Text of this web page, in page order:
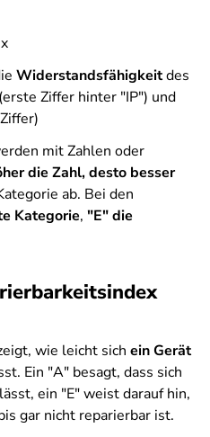
Widerstandsfähigkeitdes
Ziffer hinter "IP") und
mit Zahlen oder
die Zahl, desto besser
ab. Bei den
Kategorie, "E" die
wie leicht sich ein Gerät
Ein "A" besagt, dass sich
ein "E" weist darauf hin,
gar nicht reparierbar ist.